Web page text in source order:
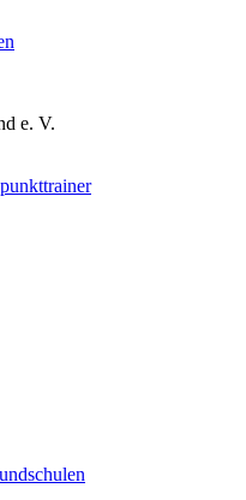
e. V.